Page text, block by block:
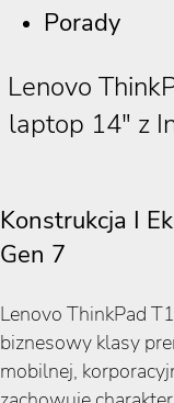
Porady
Lenovo
laptop 14″ z
Konstrukcja I
Gen 7
Lenovo ThinkPad
biznesowy klasy
mobilnej,